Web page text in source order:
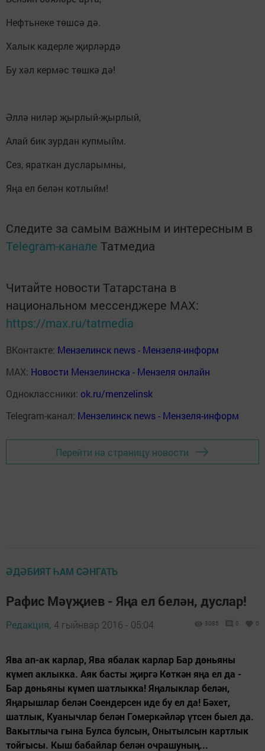
Нефтьнеке төшсә дә.
Халык кадерле җирләрдә
Бу хәл кермәс төшкә дә!
Әллә ниләр җырлый-җырлый,
Алай бик зурдан купмыйм.
Сез, яраткан дусларымны,
Яңа ел белән котлыйм!
Следите за самым важным и интересным в
Telegram-канале Татмедиа
Читайте новости Татарстана в
национальном мессенджере MАХ:
https://max.ru/tatmedia
ВКонтакте: Мензелинск news - Мензеля-информ
MAX: Новости Мензелинска - Мензеля онлайн
Одноклассники: ok.ru/menzelinsk
Telegram-канал: Мензелинск news - Мензеля-информ
Перейти на страницу новости
ӘДӘБИЯТ ҺАМ СӘНГАТЬ
Рафис Мәүҗиев - Яңа ел белән, дуслар!
Редакция, 4 гыйнвар 2016 - 05:04 3085 0 0
Ява ап-ак карлар, Ява ябалак карлар Бар дөньяны
күмеп аклыкка. Аяк басты җиргә Көткән яңа ел да -
Бар дөньяны күмеп шатлыкка! Яңалыклар белән,
Яңарышлар белән Сөендерсен иде бу ел да! Бәхет,
шатлык, Куанычлар белән Гомеркәйләр үтсен быел да.
Вакытлыча гына Булса булсын, Онытылсын картлык
тойгысы. Кыш бабайлар белән очрашуның...